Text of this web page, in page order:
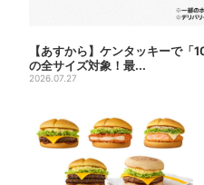
【あすから】ケンタッキーで
の全サイズ対象！最...
2026.07.27